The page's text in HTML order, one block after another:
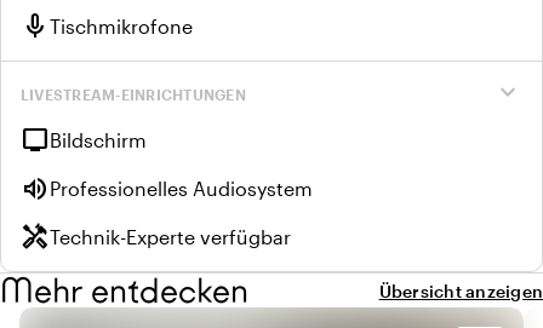
mic Tischmikrofone
expand_more
LIVESTREAM-EINRICHTUNGEN
tvBildschirm
volume_up Professionelles Audiosystem
handymanTechnik-Experte verfügbar
Mehr entdecken Übersicht anzeigen